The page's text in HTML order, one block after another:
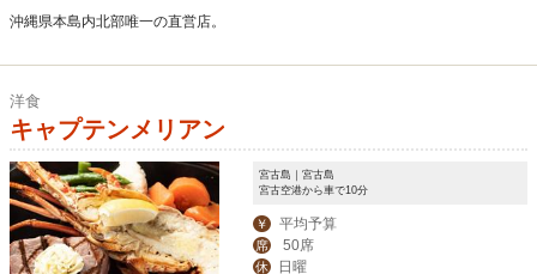
沖縄県本島内北部唯一の直営店。
洋食
キャプテンメリアン
宮古島｜宮古島
宮古空港から車で10分
￥ 平均予算
席 50席
休 日曜